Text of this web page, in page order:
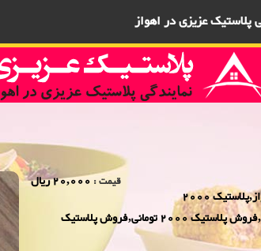
پلاستیک عزیزی در اهواز
قیمت :20,000 ریال
فروش ویژه فانی بافت 2000 فروش,نمایندگی پلاستیک عزیزی در اهواز,پلاستیک 2000
فروش,پلاستیک 5000 فروش,بلور 2000 فروش,بلور 5000 فروش,فروش پلاستیک 2000 تومانی,فروش پلاستیک